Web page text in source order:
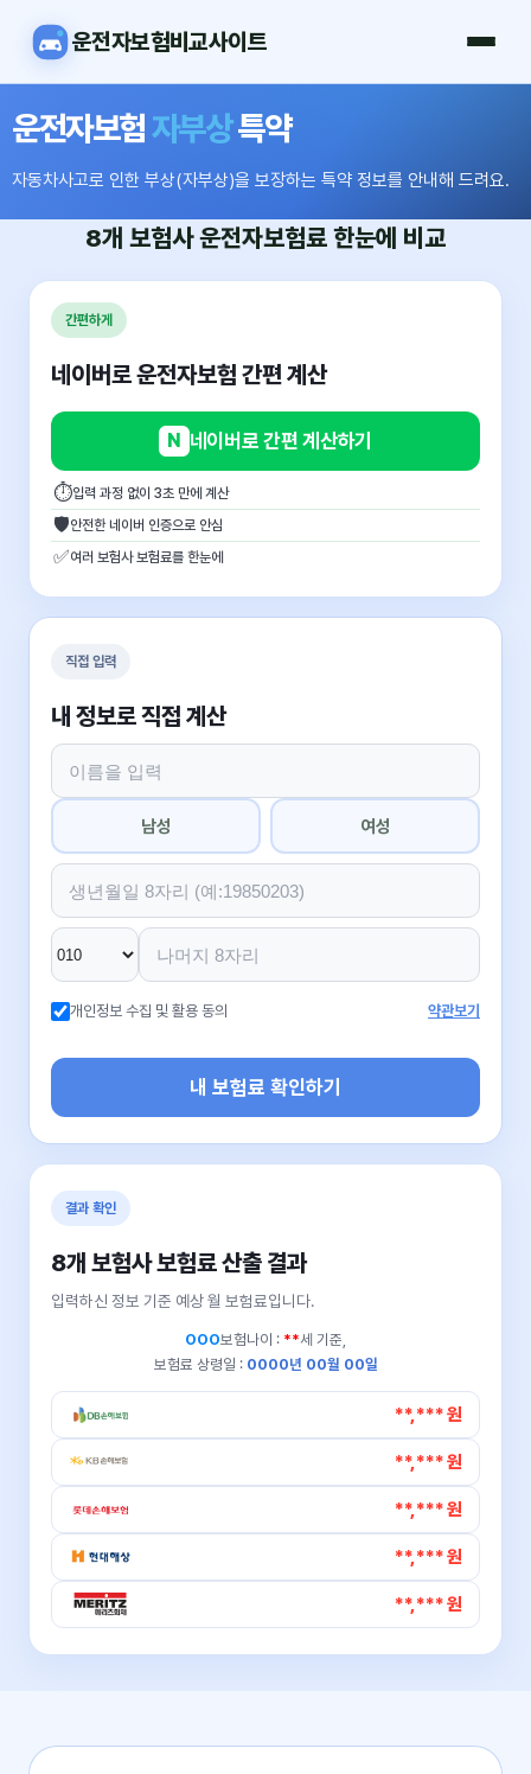
운전자보험비교사이트
운전자보험자부상특약
자동차사고로 인한 부상(자부상)을 보장하는 특약 정보를 안내해 드려요.
8개 보험사운전자보험료 한눈에 비교
간편하게
네이버로 운전자보험 간편 계산
N 네이버로 간편 계산하기
⏱입력 과정 없이 3초 만에 계산
🛡안전한 네이버 인증으로 안심
✅여러 보험사 보험료를 한눈에
직접 입력
내 정보로 직접 계산
남성 여성
개인정보 수집 및 활용 동의 약관보기
내 보험료 확인하기
결과 확인
8개 보험사 보험료 산출 결과
입력하신 정보 기준 예상 월 보험료입니다.
OOO보험나이 : **세 기준,
보험료 상령일 : 0000년 00월 00일
**,*** 원
**,*** 원
**,*** 원
**,*** 원
**,*** 원